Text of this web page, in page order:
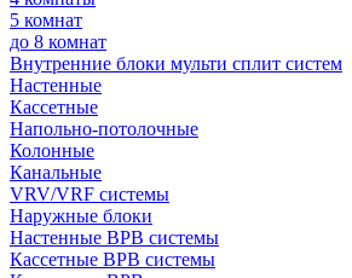
5 комнат
до 8 комнат
Внутренние блоки мульти сплит систем
Настенные
Кассетные
Напольно-потолочные
Колонные
Канальные
VRV/VRF системы
Наружные блоки
Настенные ВРВ системы
Кассетные ВРВ системы